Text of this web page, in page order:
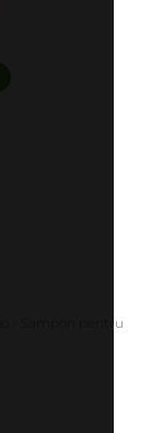
- Sampon pentru